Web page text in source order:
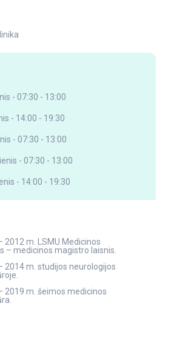
- 07:30 - 13:00
- 14:00 - 19:30
- 07:30 - 13:00
- 07:30 - 13:00
- 14:00 - 19:30
2012 m. LSMU Medicinos
– medicinos magistro laisnis.
2014 m. studijos neurologijos
2019 m. šeimos medicinos